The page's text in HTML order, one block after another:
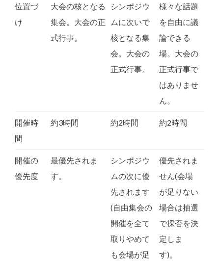
位置づ
け
大会の核となる
集会。大会の正
式行事。
シンポジウ
ムに次いで
核となる集
会。大会の
正式行事。
様々な話題
を自由に議
論できる
場。大会の
正式行事で
はありませ
ん。
開催時
間
約3時間 約2時間 約2時間
開催の
優先度
最優先されま
す。
シンポジウ
ムの次に優
先されます
(自由集会の
開催を全て
取りやめて
も会場が足
優先されま
せん(会場
が足りない
場合は抽選
で採否を決
定しま
す)。